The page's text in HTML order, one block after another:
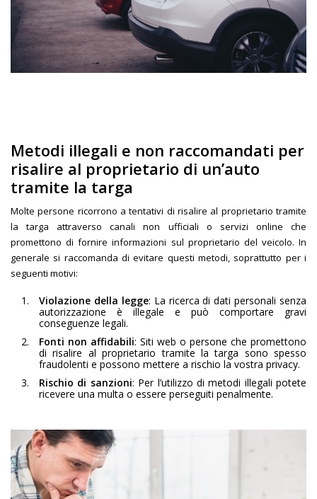
Metodi illegali e non raccomandati per
risalire al proprietario di un’auto
tramite la targa
Molte persone ricorrono a tentativi di risalire al proprietario tramite
la targa attraverso canali non ufficiali o servizi online che
promettono di fornire informazioni sul proprietario del veicolo. In
generale si raccomanda di evitare questi metodi, soprattutto per i
seguenti motivi:
Violazione della legge: La ricerca di dati personali senza
autorizzazione è illegale e può comportare gravi
conseguenze legali.
Fonti non affidabili: Siti web o persone che promettono
di risalire al proprietario tramite la targa sono spesso
fraudolenti e possono mettere a rischio la vostra privacy.
Rischio di sanzioni: Per l’utilizzo di metodi illegali potete
ricevere una multa o essere perseguiti penalmente.